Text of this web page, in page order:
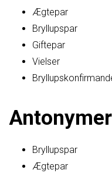
Ægtepar
Bryllupspar
Giftepar
Vielser
Antonymer
Bryllupspar
Ægtepar